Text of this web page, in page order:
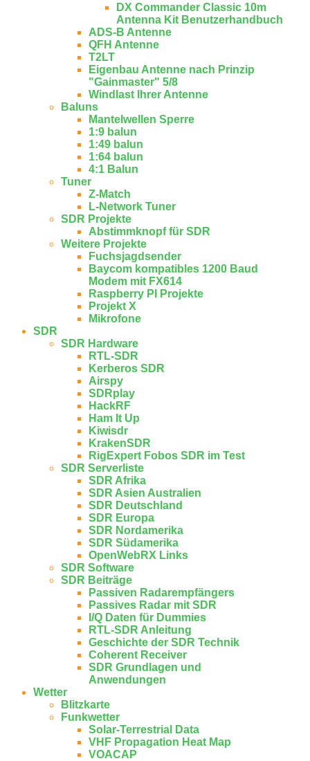
DX Commander Classic 10m
Antenna Kit Benutzerhandbuch
ADS-B Antenne
QFH Antenne
T2LT
Eigenbau Antenne nach Prinzip
"Gainmaster" 5/8
Windlast Ihrer Antenne
Baluns
Mantelwellen Sperre
1:9 balun
1:49 balun
1:64 balun
4:1 Balun
Tuner
Z-Match
L-Network Tuner
SDR Projekte
Abstimmknopf für SDR
Weitere Projekte
Fuchsjagdsender
Baycom kompatibles 1200 Baud
Modem mit FX614
Raspberry PI Projekte
Projekt X
Mikrofone
SDR
SDR Hardware
RTL-SDR
Kerberos SDR
Airspy
SDRplay
HackRF
Ham It Up
Kiwisdr
KrakenSDR
RigExpert Fobos SDR im Test
SDR Serverliste
SDR Afrika
SDR Asien Australien
SDR Deutschland
SDR Europa
SDR Nordamerika
SDR Südamerika
OpenWebRX Links
SDR Software
SDR Beiträge
Passiven Radarempfängers
Passives Radar mit SDR
I/Q Daten für Dummies
RTL-SDR Anleitung
Geschichte der SDR Technik
Coherent Receiver
SDR Grundlagen und
Anwendungen
Wetter
Blitzkarte
Funkwetter
Solar-Terrestrial Data
VHF Propagation Heat Map
VOACAP